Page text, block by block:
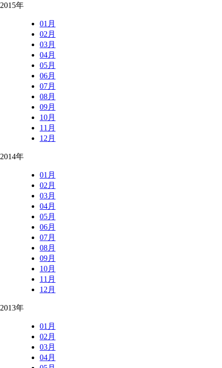
2015年
01月
02月
03月
04月
05月
06月
07月
08月
09月
10月
11月
12月
2014年
01月
02月
03月
04月
05月
06月
07月
08月
09月
10月
11月
12月
2013年
01月
02月
03月
04月